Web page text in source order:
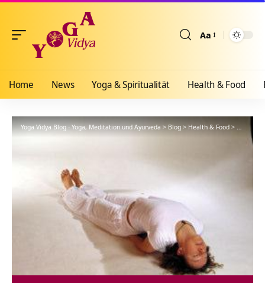
Aa
Home News Yoga & Spiritualität Health & Food
Yoga Vidya Blog - Yoga, Meditation und Ayurveda> Blog>Health & Food >